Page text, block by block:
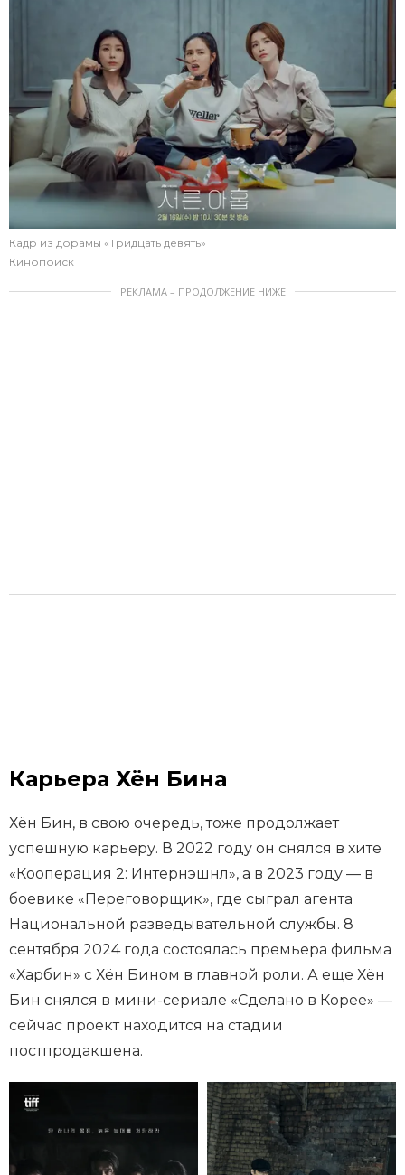
Кадр из дорамы «Тридцать девять»
Кинопоиск
РЕКЛАМА – ПРОДОЛЖЕНИЕ НИЖЕ
Карьера Хён Бина
Хён Бин, в свою очередь, тоже продолжает
успешную карьеру. В 2022 году он снялся в хите
«Кооперация 2: Интернэшнл», а в 2023 году — в
боевике «Переговорщик», где сыграл агента
Национальной разведывательной службы. 8
сентября 2024 года состоялась премьера фильма
«Харбин» с Хён Бином в главной роли. А еще Хён
Бин снялся в мини-сериале «Сделано в Корее» —
сейчас проект находится на стадии
постпродакшена.